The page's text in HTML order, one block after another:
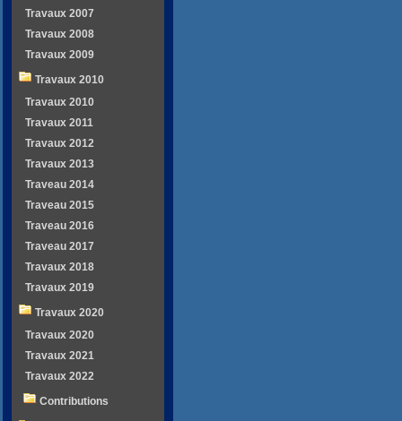
Travaux 2007
Travaux 2008
Travaux 2009
Travaux 2010
Travaux 2010
Travaux 2011
Travaux 2012
Travaux 2013
Traveau 2014
Traveau 2015
Traveau 2016
Traveau 2017
Travaux 2018
Travaux 2019
Travaux 2020
Travaux 2020
Travaux 2021
Travaux 2022
Contributions